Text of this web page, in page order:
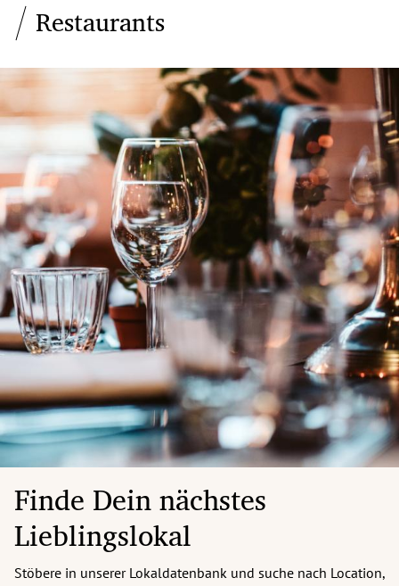
Restaurants
Finde Dein nächstes
Lieblingslokal
Stöbere in unserer Lokaldatenbank und suche nach Location,